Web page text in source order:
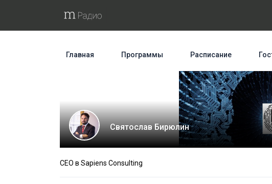
Главная Программы Расписание
Святослав Бирюлин
CEO в Sapiens Consulting